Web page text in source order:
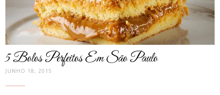
5 Bolos Perfeitos Em São Paulo
JUNHO 18, 2015